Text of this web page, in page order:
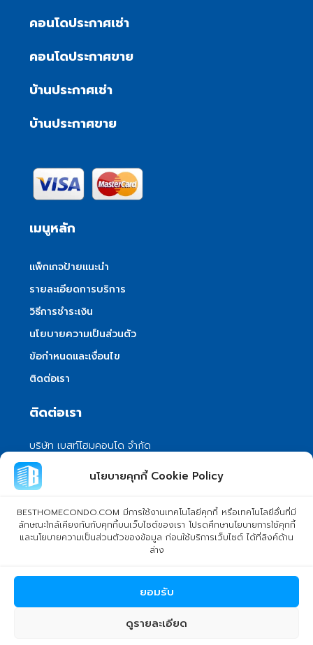
นโยบายคุกกี้ Cookie Policy
BESTHOMECONDO.COM มีการใช้งานเทคโนโลยีคุกกี้ หรือเทคโนโลยีอื่นที่มี
ลักษณะใกล้เคียงกันกับคุกกี้บนเว็บไซต์ของเรา โปรดศึกษานโยบายการใช้คุกกี้
และนโยบายความเป็นส่วนตัวของข้อมูล ก่อนใช้บริการเว็บไซต์ ได้ที่ลิงค์ด้าน
ล่าง
ยอมรับ
ดูรายละเอียด
คอนโดประกาศเช่า
คอนโดประกาศขาย
บ้านประกาศเช่า
บ้านประกาศขาย
เมนูหลัก
แพ็กเกจป้ายแนะนำ
รายละเอียดการบริการ
วิธีการชำระเงิน
นโยบายความเป็นส่วนตัว
ข้อกำหนดและเงื่อนไข
ติดต่อเรา
ติดต่อเรา
บริษัท เบสท์โฮมคอนโด จำกัด
101/399 หมู่ 7 แขวงลําผักชี เขตหนองจอก
กรุงเทพมหานคร 10530
info@besthomecondo.com
© Copyright 2024 BESTHOMECONDO CO., LTD. - All rights